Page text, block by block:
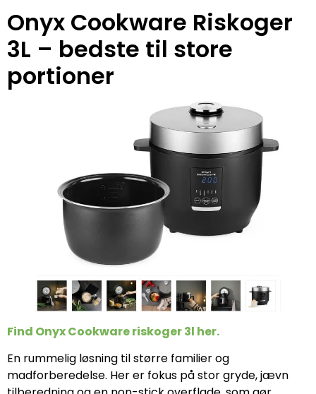
Onyx Cookware Riskoger
3L – bedste til store
portioner
Find Onyx Cookware riskoger 3l her.
En rummelig løsning til større familier og
madforberedelse. Her er fokus på stor gryde, jævn